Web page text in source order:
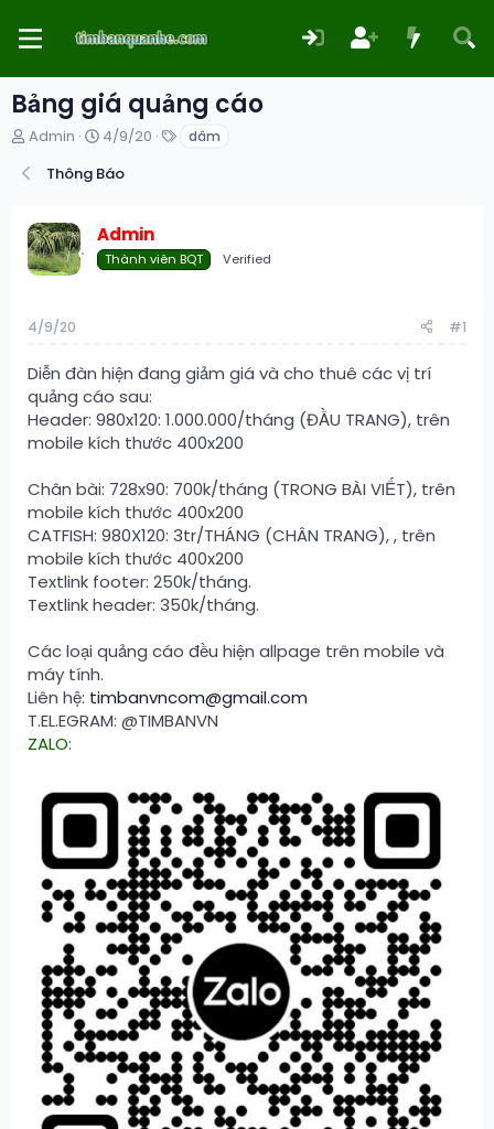
Bảng giá quảng cáo
T
r
d
s
t
t
r
Admin
N
à
ử
i
4/9/20 dâm
Thông Báo
Admin
Thành viên BQT Verified
4/9/20 #1
Diễn đàn hiện đang giảm giá và cho thuê các vị trí
quảng cáo sau:
Header: 980x120: 1.000.000/tháng (ĐẦU TRANG), trên
mobile kích thước 400x200
Chân bài: 728x90: 700k/tháng (TRONG BÀI VIẾT), trên
mobile kích thước 400x200
CATFISH: 980X120: 3tr/THÁNG (CHÂN TRANG), , trên
mobile kích thước 400x200
Textlink footer: 250k/tháng.
Textlink header: 350k/tháng.
Các loại quảng cáo đều hiện allpage trên mobile và
máy tính.
Liên hệ: timbanvncom@gmail.com
T.EL.EGRAM: @TIMBANVN
ZALO: